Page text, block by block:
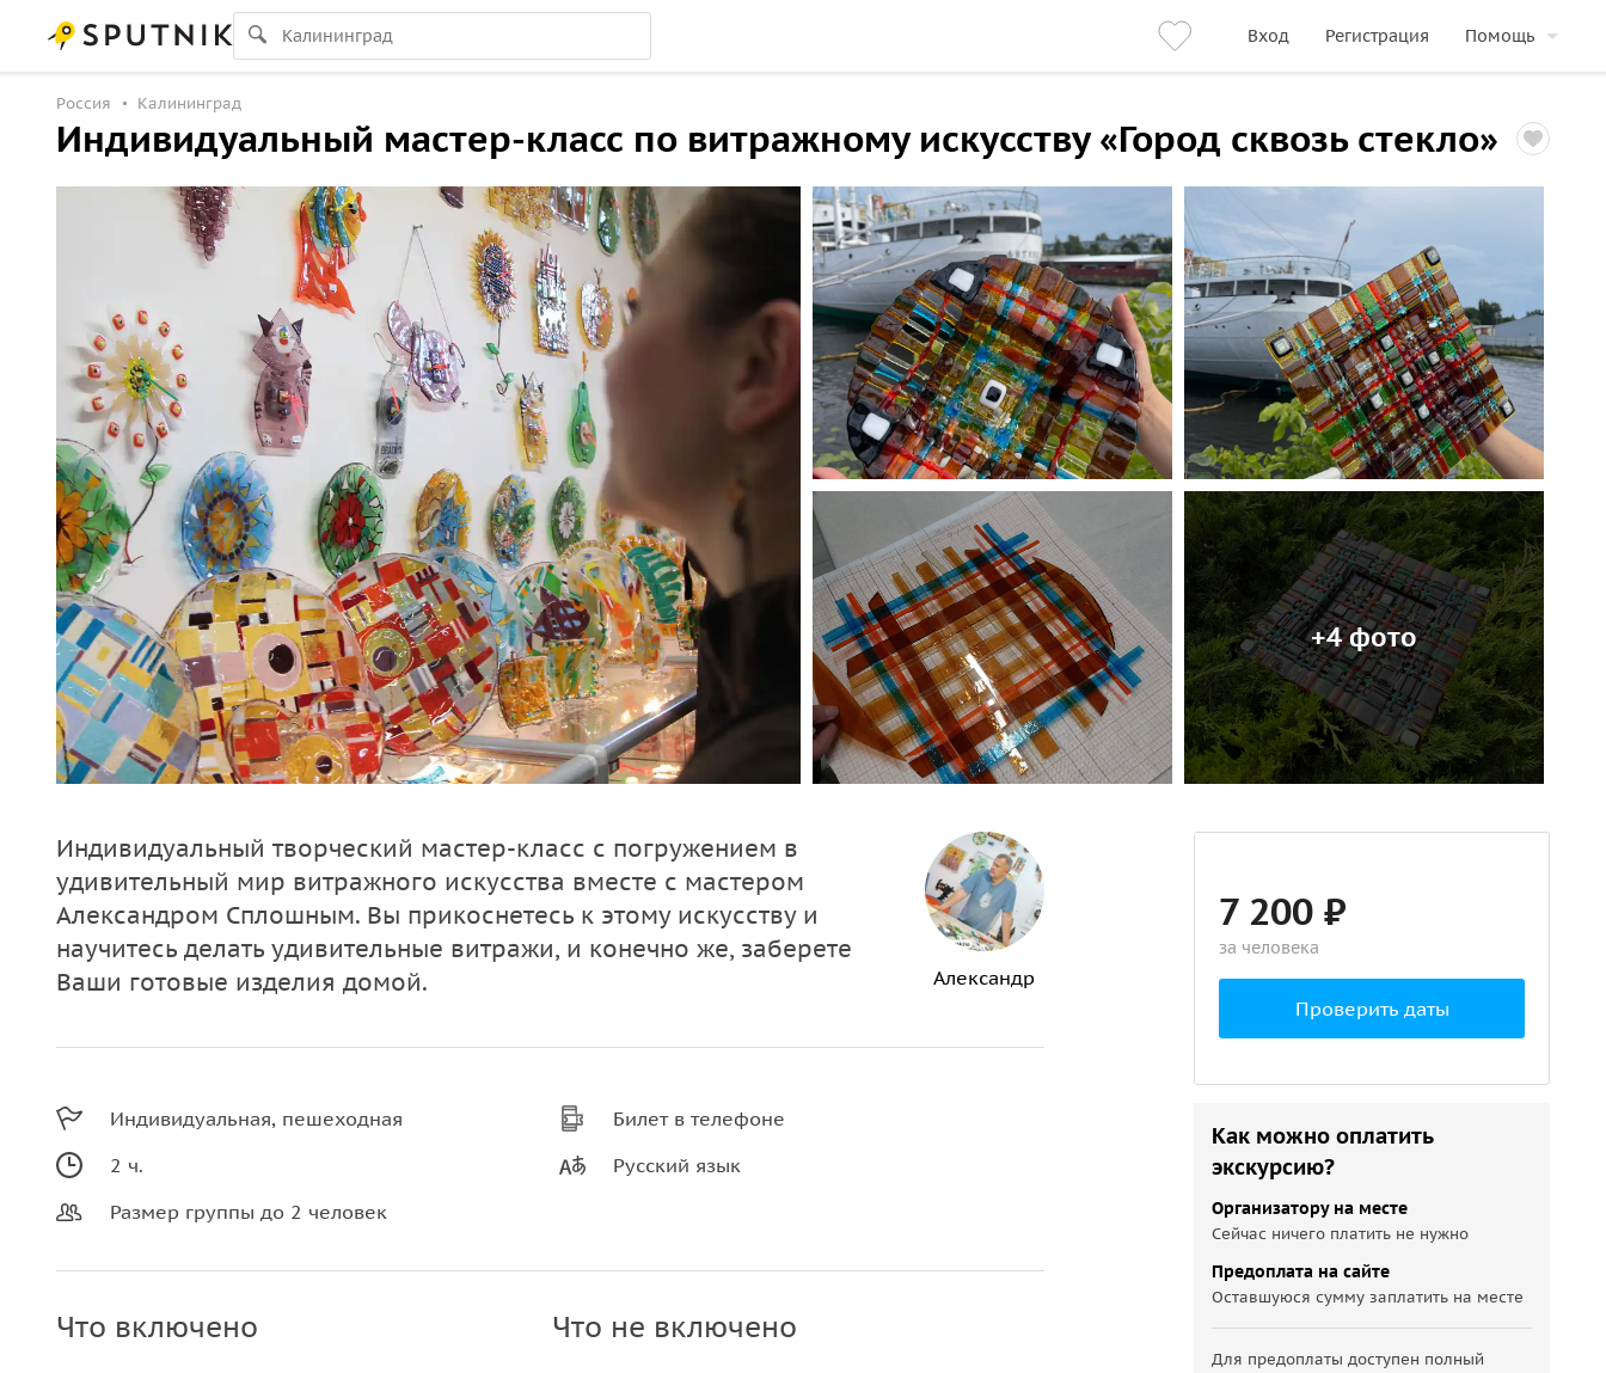
Вход Регистрация Помощь
Россия Калининград
Индивидуальный мастер-класс по витражному искусству «Город сквозь стекло»
+4 фото
Индивидуальный творческий мастер-класс с погружением в
удивительный мир витражного искусства вместе с мастером
Александром Сплошным. Вы прикоснетесь к этому искусству и
научитесь делать удивительные витражи, и конечно же, заберете
Ваши готовые изделия домой.
Александр
Индивидуальная, пешеходная
2 ч.
Размер группы до 2 человек
Билет в телефоне
Русский язык
Что включено Что не включено
7 200 ₽
за человека
Проверить даты
Как можно оплатить
экскурсию?
Организатору на месте
Сейчас ничего платить не нужно
Предоплата на сайте
Оставшуюся сумму заплатить на месте
Для предоплаты доступен полный